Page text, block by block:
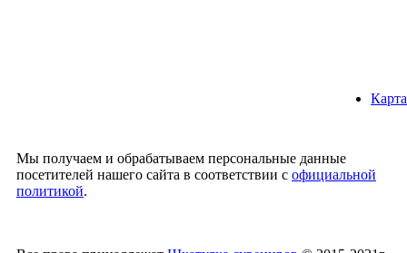
Мы получаем и обрабатываем персональные данные
посетителей нашего сайта в соответствии с официальной
политикой.